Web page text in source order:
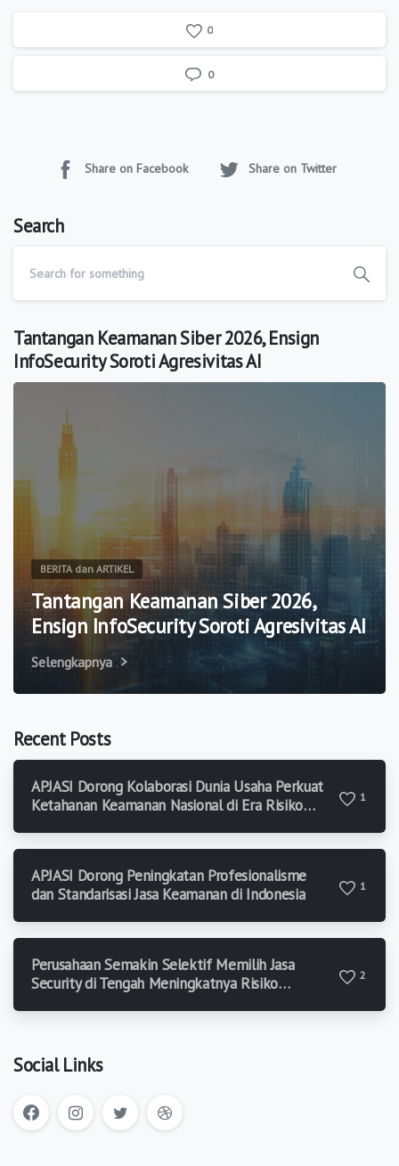
0
0
Share on Facebook Share on Twitter
Search
Tantangan Keamanan Siber 2026, Ensign
InfoSecurity Soroti Agresivitas AI
BERITA dan ARTIKEL
Tantangan Keamanan Siber 2026,
Ensign InfoSecurity Soroti Agresivitas AI
Selengkapnya
Recent Posts
APJASI Dorong Kolaborasi Dunia Usaha Perkuat
Ketahanan Keamanan Nasional di Era Risiko
1
APJASI Dorong Peningkatan Profesionalisme
dan Standarisasi Jasa Keamanan di Indonesia
1
Perusahaan Semakin Selektif Memilih Jasa
Security di Tengah Meningkatnya Risiko
2
Social Links